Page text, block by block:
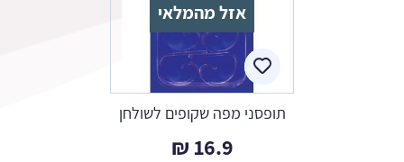
אזל מהמלאי
תופסני מפה שקופים לשולחן
16.9
₪